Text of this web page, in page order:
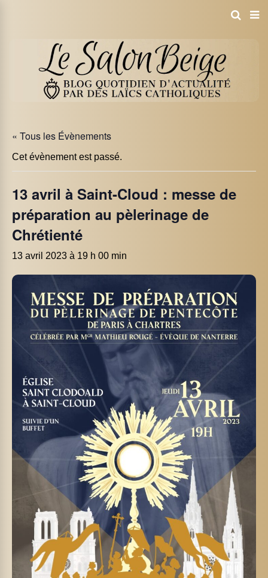
« Tous les Évènements
Cet évènement est passé.
13 avril à Saint-Cloud : messe de
préparation au pèlerinage de
Chrétienté
13 avril 2023 à 19 h 00 min